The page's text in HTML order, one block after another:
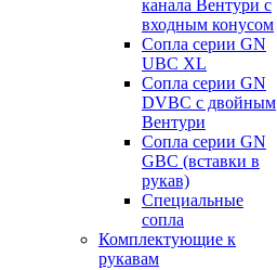
канала Вентури c
входным конусом
Сопла серии GN
UBC XL
Сопла серии GN
DVBC с двойным
Вентури
Сопла серии GN
GBC (вставки в
рукав)
Специальные
сопла
Комплектующие к
рукавам